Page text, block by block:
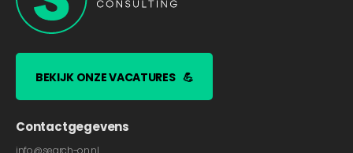
BEKIJK ONZE VACATURES 💪
Contactgegevens